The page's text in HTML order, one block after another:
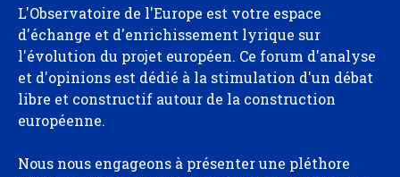
L'Observatoire de l'Europe est votre espace
d'échange et d'enrichissement lyrique sur
l'évolution du projet européen. Ce forum d'analyse
et d'opinions est dédié à la stimulation d'un débat
libre et constructif autour de la construction
européenne.
Nous nous engageons à présenter une pléthore